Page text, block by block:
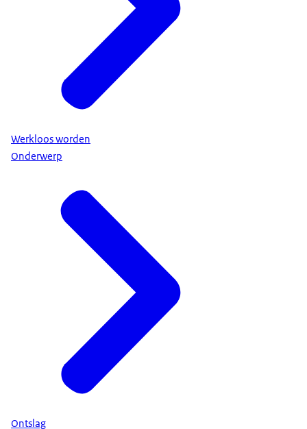
hebben voor toeslagen. Bijvoorbeeld zorgtoeslag
of huurtoeslag.
Welke andere zaken u kunt regelen verschilt per
situatie.
Maak een overzicht voor uw situatie op
alle regelzaken duidelijk op een rij.
Werkloos worden
Onderwerp
Ontslag